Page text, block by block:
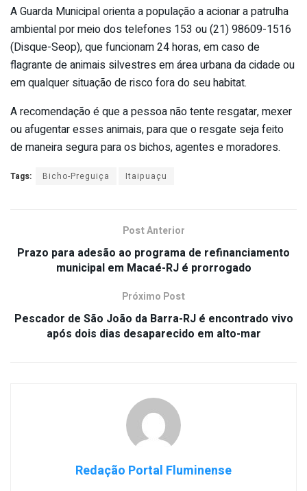
A Guarda Municipal orienta a população a acionar a patrulha
ambiental por meio dos telefones 153 ou (21) 98609-1516
(Disque-Seop), que funcionam 24 horas, em caso de
flagrante de animais silvestres em área urbana da cidade ou
em qualquer situação de risco fora do seu habitat.
A recomendação é que a pessoa não tente resgatar, mexer
ou afugentar esses animais, para que o resgate seja feito
de maneira segura para os bichos, agentes e moradores.
Tags: Bicho-Preguiça Itaipuaçu
Post Anterior
Prazo para adesão ao programa de refinanciamento
municipal em Macaé-RJ é prorrogado
Próximo Post
Pescador de São João da Barra-RJ é encontrado vivo
após dois dias desaparecido em alto-mar
Redação Portal Fluminense